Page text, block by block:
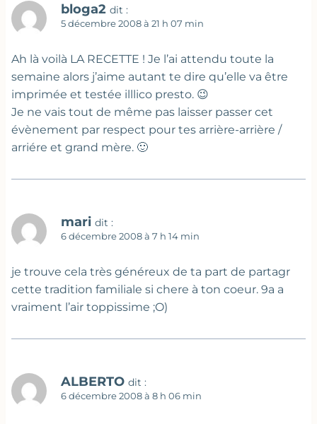
bloga2 dit :
5 décembre 2008 à 21 h 07 min
Ah là voilà LA RECETTE ! Je l’ai attendu toute la
semaine alors j’aime autant te dire qu’elle va être
imprimée et testée illlico presto. 😉
Je ne vais tout de même pas laisser passer cet
évènement par respect pour tes arrière-arrière /
arriére et grand mère. 🙂
mari dit :
6 décembre 2008 à 7 h 14 min
je trouve cela très généreux de ta part de partagr
cette tradition familiale si chere à ton coeur. 9a a
vraiment l’air toppissime ;O)
ALBERTO dit :
6 décembre 2008 à 8 h 06 min